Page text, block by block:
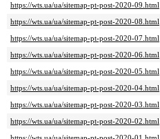
https://wts.ua/ua/sitemap-pt-post-2020-09.html
https://wts.ua/ua/sitemap-pt-post-2020-08.html
https://wts.ua/ua/sitemap-pt-post-2020-07.html
https://wts.ua/ua/sitemap-pt-post-2020-06.html
https://wts.ua/ua/sitemap-pt-post-2020-05.html
https://wts.ua/ua/sitemap-pt-post-2020-04.html
https://wts.ua/ua/sitemap-pt-post-2020-03.html
https://wts.ua/ua/sitemap-pt-post-2020-02.html